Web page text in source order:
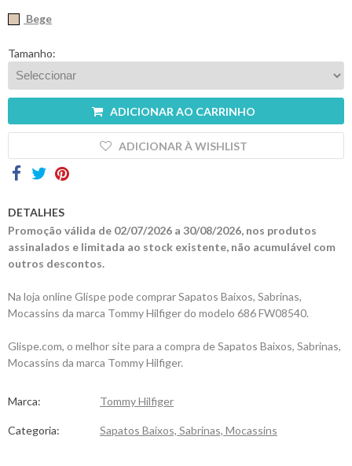
Bege
Tamanho:
ADICIONAR AO CARRINHO
ADICIONAR À WISHLIST
DETALHES
Promoção válida de 02/07/2026 a 30/08/2026, nos produtos
assinalados e limitada ao stock existente, não acumulável com
outros descontos.
Na loja online Glispe pode comprar Sapatos Baixos, Sabrinas,
Mocassins da marca Tommy Hilfiger do modelo 686 FW08540.
Glispe.com, o melhor site para a compra de Sapatos Baixos, Sabrinas,
Mocassins da marca Tommy Hilfiger.
Marca: Tommy Hilfiger
Categoria: Sapatos Baixos, Sabrinas, Mocassins